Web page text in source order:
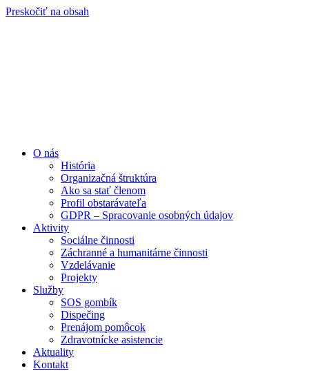
Preskočiť na obsah
O nás
História
Organizačná štruktúra
Ako sa stať členom
Profil obstarávateľa
GDPR – Spracovanie osobných údajov
Aktivity
Sociálne činnosti
Záchranné a humanitárne činnosti
Vzdelávanie
Projekty
Služby
SOS gombík
Dispečing
Prenájom pomôcok
Zdravotnícke asistencie
Aktuality
Kontakt